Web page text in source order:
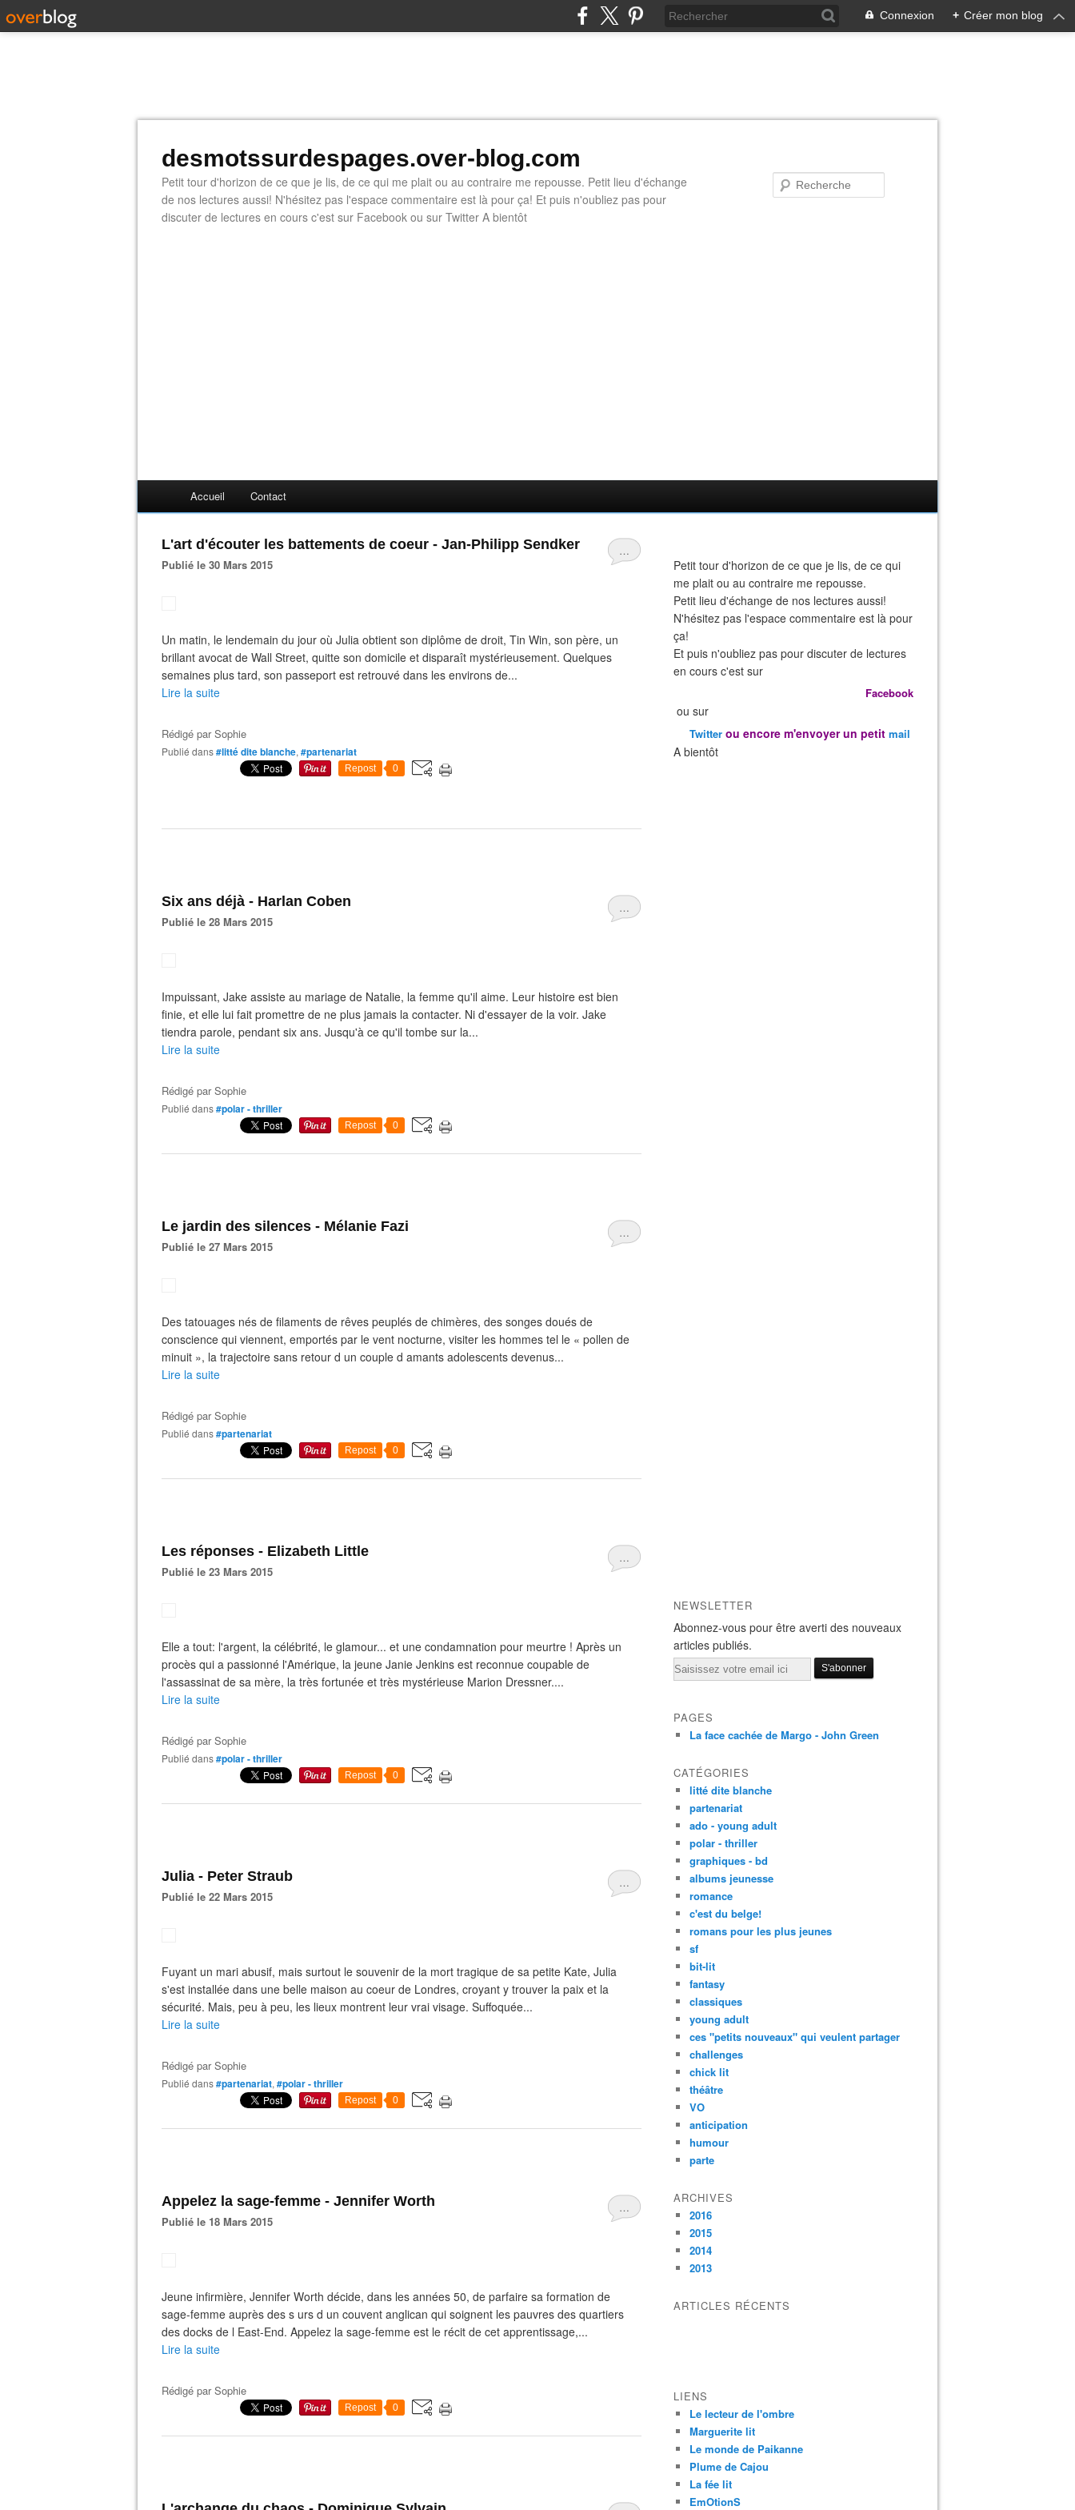
Connexion + Créer mon blog
desmotssurdespages.over-blog.com
Petit tour d'horizon de ce que je lis, de ce qui me plait ou au contraire me repousse. Petit lieu d'échange
de nos lectures aussi! N'hésitez pas l'espace commentaire est là pour ça! Et puis n'oubliez pas pour
discuter de lectures en cours c'est sur Facebook ou sur Twitter A bientôt
Accueil Contact
…
L'art d'écouter les battements de coeur - Jan-Philipp Sendker
Publié le 30 Mars 2015
Un matin, le lendemain du jour où Julia obtient son diplôme de droit, Tin Win, son père, un
brillant avocat de Wall Street, quitte son domicile et disparaît mystérieusement. Quelques
semaines plus tard, son passeport est retrouvé dans les environs de...
Lire la suite
Rédigé parSophie
Publié dans#litté dite blanche, #partenariat
Repost 0
…
Six ans déjà - Harlan Coben
Publié le 28 Mars 2015
Impuissant, Jake assiste au mariage de Natalie, la femme qu'il aime. Leur histoire est bien
finie, et elle lui fait promettre de ne plus jamais la contacter. Ni d'essayer de la voir. Jake
tiendra parole, pendant six ans. Jusqu'à ce qu'il tombe sur la...
Lire la suite
Rédigé parSophie
Publié dans#polar - thriller
Repost 0
…
Le jardin des silences - Mélanie Fazi
Publié le 27 Mars 2015
Des tatouages nés de filaments de rêves peuplés de chimères, des songes doués de
conscience qui viennent, emportés par le vent nocturne, visiter les hommes tel le « pollen de
minuit », la trajectoire sans retour d un couple d amants adolescents devenus...
Lire la suite
Rédigé parSophie
Publié dans#partenariat
Repost 0
…
Les réponses - Elizabeth Little
Publié le 23 Mars 2015
Elle a tout: l'argent, la célébrité, le glamour... et une condamnation pour meurtre ! Après un
procès qui a passionné l'Amérique, la jeune Janie Jenkins est reconnue coupable de
l'assassinat de sa mère, la très fortunée et très mystérieuse Marion Dressner....
Lire la suite
Rédigé parSophie
Publié dans#polar - thriller
Repost 0
…
Julia - Peter Straub
Publié le 22 Mars 2015
Fuyant un mari abusif, mais surtout le souvenir de la mort tragique de sa petite Kate, Julia
s'est installée dans une belle maison au coeur de Londres, croyant y trouver la paix et la
sécurité. Mais, peu à peu, les lieux montrent leur vrai visage. Suffoquée...
Lire la suite
Rédigé parSophie
Publié dans#partenariat, #polar - thriller
Repost 0
…
Appelez la sage-femme - Jennifer Worth
Publié le 18 Mars 2015
Jeune infirmière, Jennifer Worth décide, dans les années 50, de parfaire sa formation de
sage-femme auprès des s urs d un couvent anglican qui soignent les pauvres des quartiers
des docks de l East-End. Appelez la sage-femme est le récit de cet apprentissage,...
Lire la suite
Rédigé parSophie
Repost 0
Petit tour d'horizon de ce que je lis, de ce qui
me plait ou au contraire me repousse.
Petit lieu d'échange de nos lectures aussi!
N'hésitez pas l'espace commentaire est là pour
ça!
Et puis n'oubliez pas pour discuter de lectures
en cours c'est sur
Facebook
ou sur
Twitter ou encore m'envoyer un petit mail
A bientôt
NEWSLETTER
Abonnez-vous pour être averti des nouveaux
articles publiés.
Email
PAGES
La face cachée de Margo - John Green
CATÉGORIES
litté dite blanche
partenariat
ado - young adult
polar - thriller
graphiques - bd
albums jeunesse
romance
c'est du belge!
romans pour les plus jeunes
sf
bit-lit
fantasy
classiques
young adult
ces "petits nouveaux" qui veulent partager
challenges
chick lit
théâtre
VO
anticipation
humour
parte
ARCHIVES
2016
2015
2014
2013
ARTICLES RÉCENTS
LIENS
Le lecteur de l'ombre
Marguerite lit
Le monde de Paikanne
Plume de Cajou
La fée lit
EmOtionS